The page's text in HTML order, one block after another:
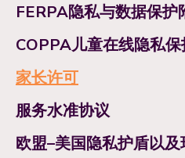
FERPA隐私与数据保护
COPPA儿童在线隐私
家长许可
服务水准协议
欧盟–美国隐私护盾以